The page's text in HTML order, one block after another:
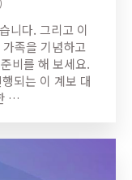
니다. 그리고 이
족을 기념하고
비를 해 보세요.
되는 이 계보 대
…